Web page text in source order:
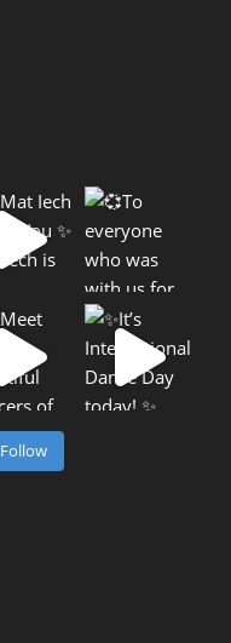
Follow